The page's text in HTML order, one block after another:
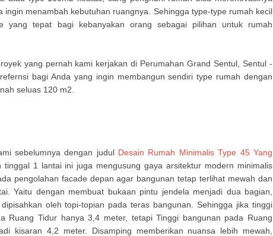
ingin menambah kebutuhan ruangnya. Sehingga type-type rumah kecil
yang tepat bagi kebanyakan orang sebagai pilihan untuk rumah
yang pernah kami kerjakan di Perumahan Grand Sentul, Sentul -
bagi Anda yang ingin membangun sendiri type rumah dengan
seluas 120 m2.
sebelumnya dengan judul Desain Rumah Minimalis Type 45 Yang
tinggal 1 lantai ini juga mengusung gaya arsitektur modern minimalis
pengolahan facade depan agar bangunan tetap terlihat mewah dan
Yaitu dengan membuat bukaan pintu jendela menjadi dua bagian,
oleh topi-topian pada teras bangunan. Sehingga jika tinggi
Ruang Tidur hanya 3,4 meter, tetapi Tinggi bangunan pada Ruang
kisaran 4,2 meter. Disamping memberikan nuansa lebih mewah,